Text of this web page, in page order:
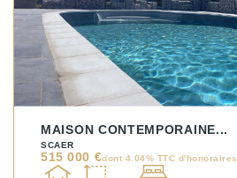
MAISON CONTEMPORAINE...
SCAER
515 000 €dont 4.04% TTC d'honoraires